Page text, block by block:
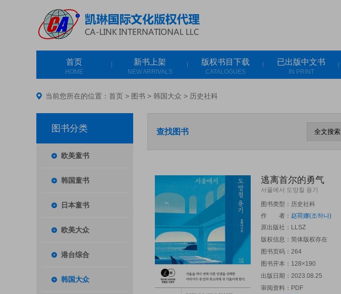
首页
HOME
新书上架
NEW ARRIVALS
版权书目下载
CATALOGUES
已出版中文书
IN PRINT
当前您所在的位置： 首页 > 图书 > 韩国大众 > 历史社科
图书分类
欧美童书
韩国童书
日本童书
欧美大众
港台综合
韩国大众
查找图书
逃离首尔的勇气
서울에서 도망칠 용기
图书类型：历史社科
作 者： 赵荷娜(조하나)
原出版社： LLSZ
版权信息：简体版权存在
图书页码：264
图书开本：128×190
出版日期：2023.08.25
审阅资料：PDF